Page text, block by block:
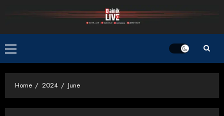
Primary
Menu
Home 2024 June